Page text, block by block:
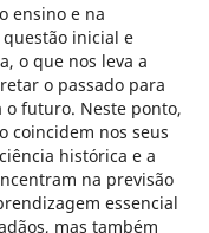
ensino e na
inicial e
o que nos leva a
o passado para
futuro. Neste ponto,
coincidem nos seus
histórica e a
na previsão
essencial
mas também